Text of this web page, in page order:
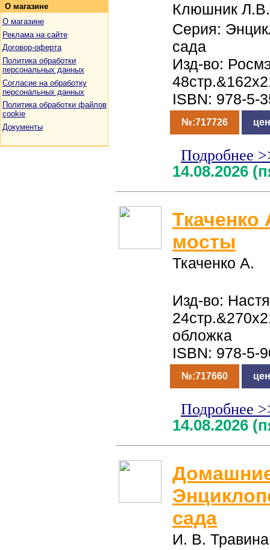
О магазине
О магазине
Реклама на сайте
Договор-оферта
Политика обработки
персональных данных
Согласие на обработку
персональных данных
Политика обработки файлов
cookie
Документы
Клюшник Л.В.
Серия:
сада
Изд-во:
ISBN: 978-5-
№:717726
Подробнее
14.08.2026
мосты
Ткаченко А.
Изд-во:
обложка
ISBN: 978-5-
№:717660
Подробнее
14.08.2026
сада
И. В. Травина